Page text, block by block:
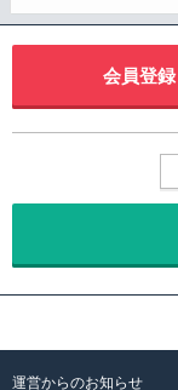
会員登録
運営からのお知らせ